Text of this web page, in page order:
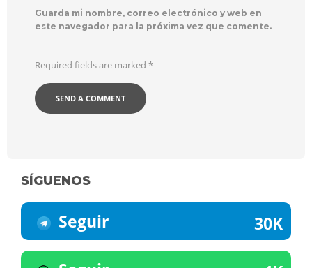
Guarda mi nombre, correo electrónico y web en
este navegador para la próxima vez que comente.
Required fields are marked *
SÍGUENOS
Seguir 30K